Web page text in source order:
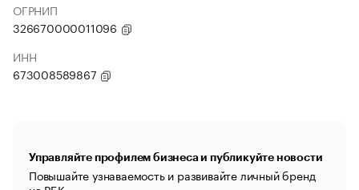
ОГРНИП
326670000011096
ИНН
673008589867
Управляйте профилем бизнеса и публикуйте новости
Повышайте узнаваемость и развивайте личный бренд